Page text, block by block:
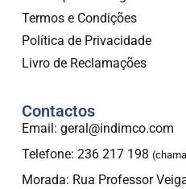
Termos e Condições
Política de Privacidade
Livro de Reclamações
Contactos
Email: geral@indimco.com
Telefone: 236 217 198
Morada: Rua Professor